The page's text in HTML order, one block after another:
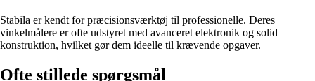
Stabila er kendt for præcisionsværktøj til professionelle. Deres
vinkelmålere er ofte udstyret med avanceret elektronik og solid
konstruktion, hvilket gør dem ideelle til krævende opgaver.
Ofte stillede spørgsmål